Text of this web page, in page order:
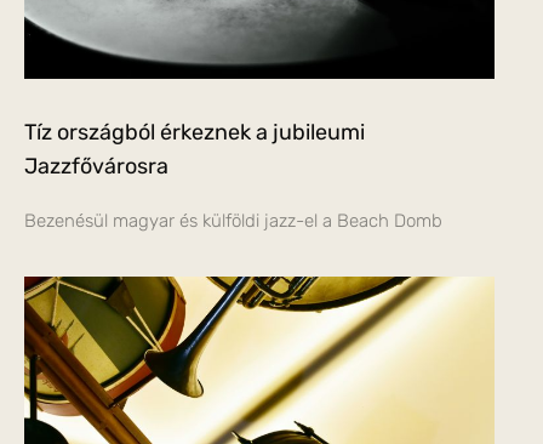
Tíz országból érkeznek a jubileumi
Jazzfővárosra
Bezenésül magyar és külföldi jazz-el a Beach Domb